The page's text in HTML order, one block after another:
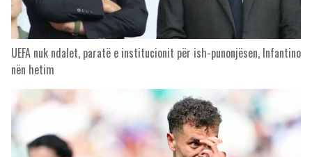
UEFA nuk ndalet, paratë e institucionit për ish-punonjësen, Infantino
nën hetim